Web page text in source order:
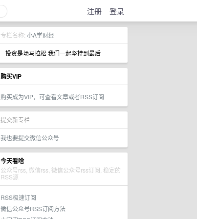
注册 登录
专栏名称: 小A学财经
投资是场马拉松 我们一起坚持到最后
购买VIP
购买成为VIP，可查看文章或者RSS订阅
提交新专栏
我也要提交微信公众号
今天看啥
公众号rss, 微信rss, 微信公众号rss订阅, 稳定的
RSS源
RSS极速订阅
微信公众号RSS订阅方法